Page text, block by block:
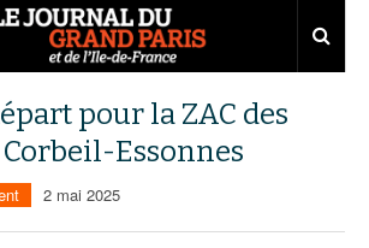
pour la ZAC des
Essonnes
2 mai 2025